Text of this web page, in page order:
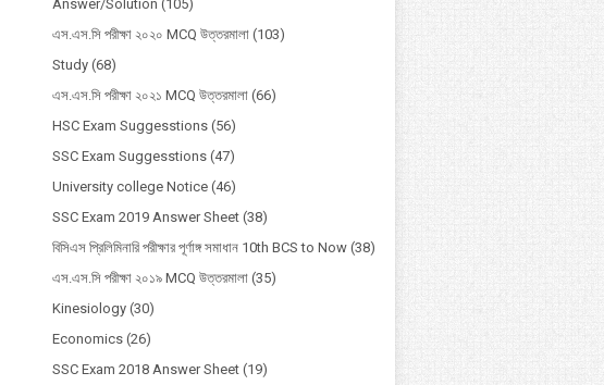
Answer/Solution (105)
এস.এস.সি পরীক্ষা ২০২০ MCQ উত্তরমালা (103)
Study (68)
এস.এস.সি পরীক্ষা ২০২১ MCQ উত্তরমালা (66)
HSC Exam Suggesstions (56)
SSC Exam Suggesstions (47)
University college Notice (46)
SSC Exam 2019 Answer Sheet (38)
বিসিএস প্রিলিমিনারি পরীক্ষার পূর্ণাঙ্গ সমাধান 10th BCS to Now (38)
এস.এস.সি পরীক্ষা ২০১৯ MCQ উত্তরমালা (35)
Kinesiology (30)
Economics (26)
SSC Exam 2018 Answer Sheet (19)